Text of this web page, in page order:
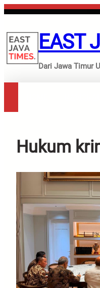
Lewati
konten
EAST
Dari Jawa Timur
Hukum